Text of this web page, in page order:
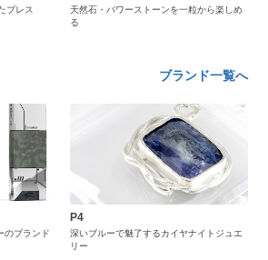
ブレス
天然石・パワーストーンを一粒から楽しめ
る
ブランド一覧へ
のブランド
P4
深いブルーで魅了するカイヤナイトジュエ
リー